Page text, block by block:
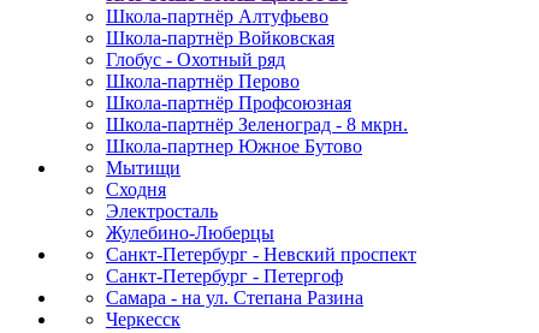
Школа-партнёр Алтуфьево
Школа-партнёр Войковская
Глобус - Охотный ряд
Школа-партнёр Перово
Школа-партнёр Профсоюзная
Школа-партнёр Зеленоград - 8 мкрн.
Школа-партнер Южное Бутово
Мытищи
Сходня
Электросталь
Жулебино-Люберцы
Санкт-Петербург - Невский проспект
Санкт-Петербург - Петергоф
Самара - на ул. Степана Разина
Черкесск